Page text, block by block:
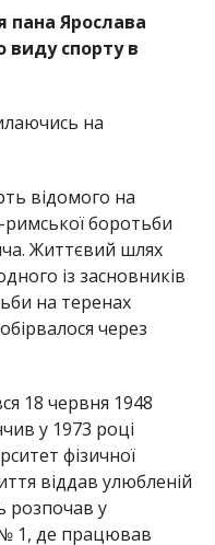
пана Ярослава
спорту в
на
відомого на
боротьби
Життєвий шлях
із засновників
на теренах
через
18 червня 1948
у 1973 році
фізичної
віддав улюбленій
розпочав у
№ 1, де працював